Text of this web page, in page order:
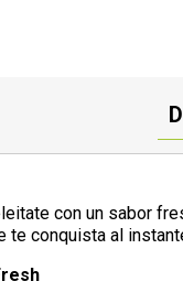
con un sabor
te conquista al